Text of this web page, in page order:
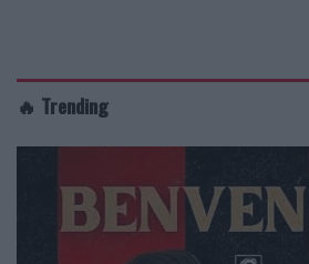
🔥 Trending